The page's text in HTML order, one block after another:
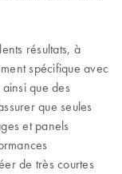
résultats, à
spécifique avec
que des
que seules
et panels
de très courtes